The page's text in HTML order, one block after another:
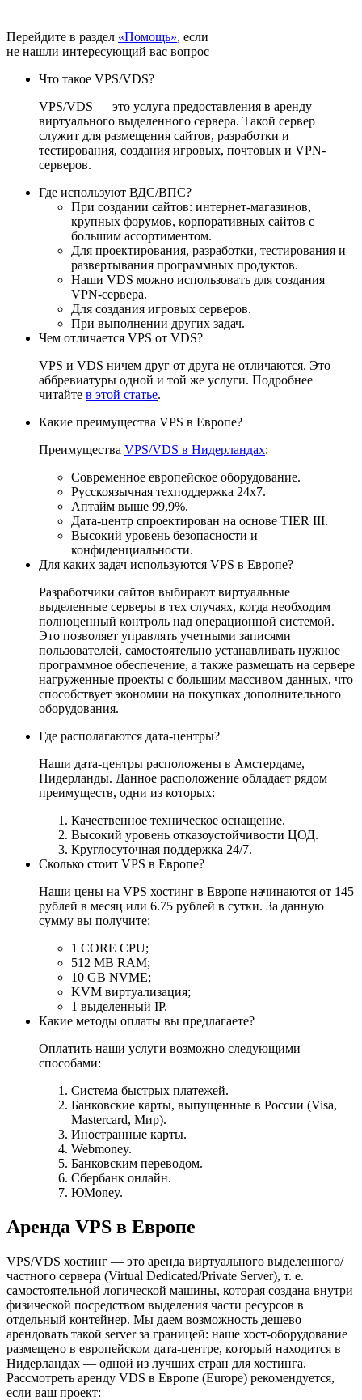
Перейдите в раздел «Помощь», если
не нашли интересующий вас вопрос
Что такое VPS/VDS?
VPS/VDS — это услуга предоставления в аренду
виртуального выделенного сервера. Такой сервер
служит для размещения сайтов, разработки и
тестирования, создания игровых, почтовых и VPN-
серверов.
Где используют ВДС/ВПС?
При создании сайтов: интернет-магазинов,
крупных форумов, корпоративных сайтов с
большим ассортиментом.
Для проектирования, разработки, тестирования и
развертывания программных продуктов.
Наши VDS можно использовать для создания
VPN-сервера.
Для создания игровых серверов.
При выполнении других задач.
Чем отличается VPS от VDS?
VPS и VDS ничем друг от друга не отличаются. Это
аббревиатуры одной и той же услуги. Подробнее
читайте в этой статье.
Какие преимущества VPS в Европе?
Преимущества VPS/VDS в Нидерландах:
Современное европейское оборудование.
Русскоязычная техподдержка 24х7.
Аптайм выше 99,9%.
Дата-центр спроектирован на основе TIER III.
Высокий уровень безопасности и
конфиденциальности.
Для каких задач используются VPS в Европе?
Разработчики сайтов выбирают виртуальные
выделенные серверы в тех случаях, когда необходим
полноценный контроль над операционной системой.
Это позволяет управлять учетными записями
пользователей, самостоятельно устанавливать нужное
программное обеспечение, а также размещать на сервере
нагруженные проекты с большим массивом данных, что
способствует экономии на покупках дополнительного
оборудования.
Где располагаются дата-центры?
Наши дата-центры расположены в Амстердаме,
Нидерланды. Данное расположение обладает рядом
преимуществ, одни из которых:
Качественное техническое оснащение.
Высокий уровень отказоустойчивости ЦОД.
Круглосуточная поддержка 24/7.
Сколько стоит VPS в Европе?
Наши цены на VPS хостинг в Европе начинаются от 145
рублей в месяц или 6.75 рублей в сутки. За данную
сумму вы получите:
1 CORE CPU;
512 MB RAM;
10 GB NVME;
KVM виртуализация;
1 выделенный IP.
Какие методы оплаты вы предлагаете?
Оплатить наши услуги возможно следующими
способами:
Система быстрых платежей.
Банковские карты, выпущенные в России (Visa,
Mastercard, Мир).
Иностранные карты.
Webmoney.
Банковским переводом.
Сбербанк онлайн.
ЮMoney.
Аренда VPS в Европе
VPS/VDS хостинг — это аренда виртуального выделенного/
частного сервера (Virtual Dedicated/Private Server), т. е.
самостоятельной логической машины, которая создана внутри
физической посредством выделения части ресурсов в
отдельный контейнер. Мы даем возможность дешево
арендовать такой server за границей: наше хост-оборудование
размещено в европейском дата-центре, который находится в
Нидерландах — одной из лучших стран для хостинга.
Рассмотреть аренду VDS в Европе (Europe) рекомендуется,
если ваш проект: